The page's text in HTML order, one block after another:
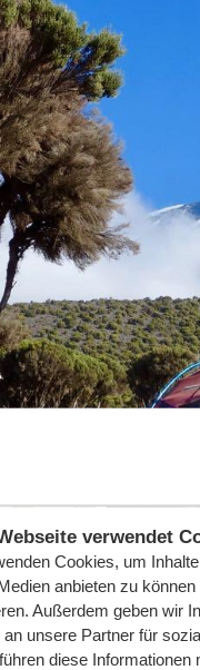
verwendet
Cookies, um
anbieten zu
Außerdem geben wir
unsere Partner für
diese